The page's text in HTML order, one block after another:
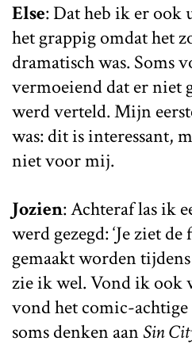
Else: Dat heb ik er ook
het grappig omdat het
dramatisch was. Soms
vermoeiend dat er niet
werd verteld. Mijn
was: dit is interessant,
niet voor mij.
Jozien: Achteraf las ik
werd gezegd: ‘Je ziet
gemaakt worden
zie ik wel. Vond ik ook
vond het comic-achtige
soms denken aanSin